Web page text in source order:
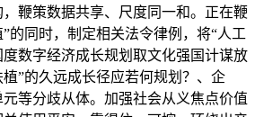
鞭策数据共享、尺度同一和。正在鞭
的同时，制定相关法令律例，将“人工
数字经济成长规划取文化强国计谋放
”的久远成长径应若何规划？、企
等分歧从体。加强社会从义焦点价值